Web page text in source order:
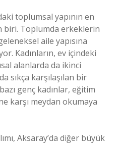
toplumsal yapının en
biri. Toplumda erkeklerin
aile yapısına
Kadınların, ev içindeki
alanlarda da ikinci
sıkça karşılaşılan bir
genç kadınlar, eğitim
karşı meydan okumaya
Aksaray’da diğer büyük